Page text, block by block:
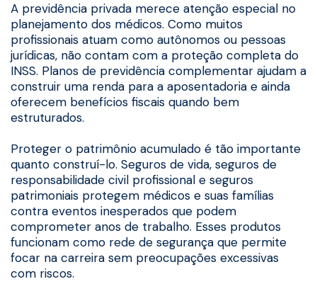
A previdência privada merece atenção especial no
planejamento dos médicos. Como muitos
profissionais atuam como autônomos ou pessoas
jurídicas, não contam com a proteção completa do
INSS. Planos de previdência complementar ajudam a
construir uma renda para a aposentadoria e ainda
oferecem benefícios fiscais quando bem
estruturados.
Proteger o patrimônio acumulado é tão importante
quanto construí-lo. Seguros de vida, seguros de
responsabilidade civil profissional e seguros
patrimoniais protegem médicos e suas famílias
contra eventos inesperados que podem
comprometer anos de trabalho. Esses produtos
funcionam como rede de segurança que permite
focar na carreira sem preocupações excessivas
com riscos.